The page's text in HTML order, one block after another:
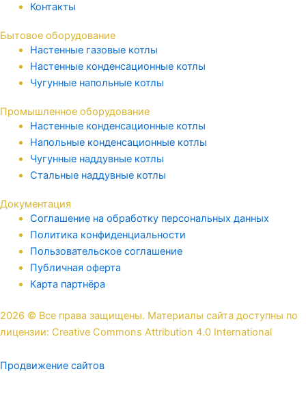
Контакты
Бытовое оборудование
Настенные газовые котлы
Настенные конденсационные котлы
Чугунные напольные котлы
Промышленное оборудование
Настенные конденсационные котлы
Напольные конденсационные котлы
Чугунные наддувные котлы
Стальные наддувные котлы
Документация
Соглашение на обработку персональных данных
Политика конфиденциальности
Пользовательское соглашение
Публичная оферта
Карта партнёра
2026 © Все права защищены. Материалы сайта доступны по
лицензии: Creative Commons Attribution 4.0 International
Продвижение сайтов